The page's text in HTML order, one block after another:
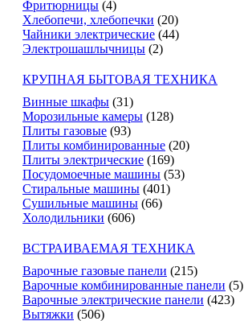
Фритюрницы (4)
Хлебопечи, хлебопечки (20)
Чайники электрические (44)
Электрошашлычницы (2)
КРУПНАЯ БЫТОВАЯ ТЕХНИКА
Винные шкафы (31)
Морозильные камеры (128)
Плиты газовые (93)
Плиты комбинированные (20)
Плиты электрические (169)
Посудомоечные машины (53)
Стиральные машины (401)
Сушильные машины (66)
Холодильники (606)
ВСТРАИВАЕМАЯ ТЕХНИКА
Варочные газовые панели (215)
Варочные комбинированные панели (5)
Варочные электрические панели (423)
Вытяжки (506)